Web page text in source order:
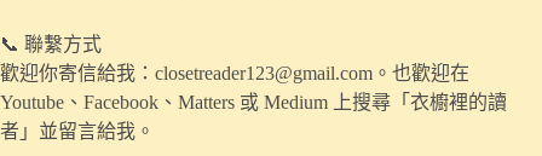
📞 聯繫方式
歡迎你寄信給我：closetreader123@gmail.com。也歡迎在
Youtube、Facebook、Matters 或 Medium 上搜尋「衣櫥裡的讀
者」並留言給我。